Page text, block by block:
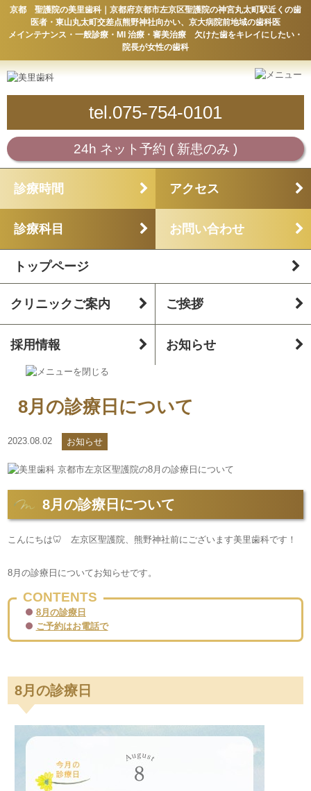
京都 聖護院の美里歯科｜京都府京都市左京区聖護院の神宮丸太町駅近くの歯
医者・東山丸太町交差点熊野神社向かい、京大病院前地域の歯科医
メインテナンス・一般診療・MI 治療・審美治療 欠けた歯をキレイにしたい・
院長が女性の歯科
tel.075-754-0101
24h ネット予約 ( 新患のみ )
診療時間 アクセス
診療科目 お問い合わせ
トップページ
クリニックご案内 ご挨拶
採用情報 お知らせ
8月の診療日について
2023.08.02 お知らせ
8月の診療日について
こんにちは🦷 左京区聖護院、熊野神社前にございます美里歯科です！
8月の診療日についてお知らせです。
CONTENTS
8月の診療日
ご予約はお電話で
8月の診療日